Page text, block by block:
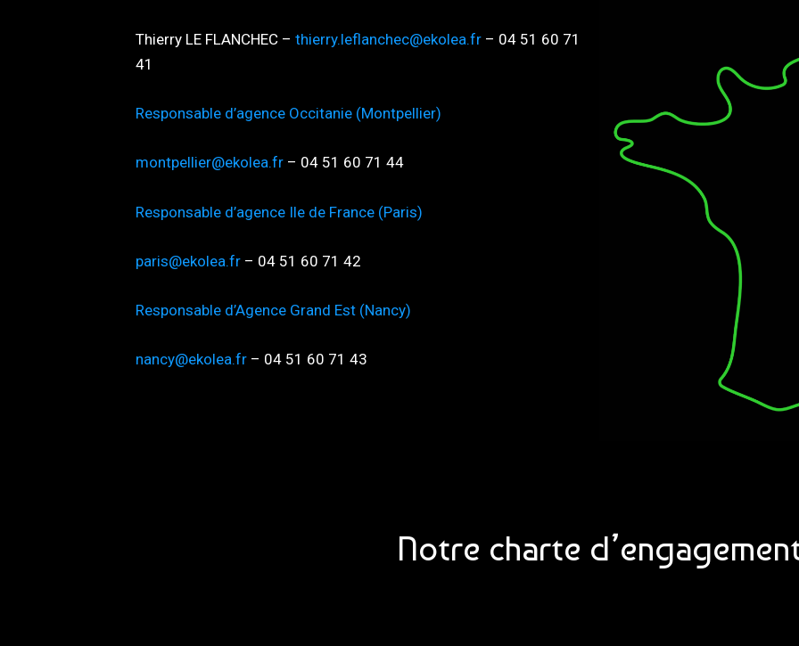
Thierry LE FLANCHEC – thierry.leflanchec@ekolea.fr – 04 51 60 71
41
Responsable d’agence Occitanie (Montpellier)
montpellier@ekolea.fr – 04 51 60 71 44
Responsable d’agence Ile de France (Paris)
paris@ekolea.fr – 04 51 60 71 42
Responsable d’Agence Grand Est (Nancy)
nancy@ekolea.fr – 04 51 60 71 43
Notre charte